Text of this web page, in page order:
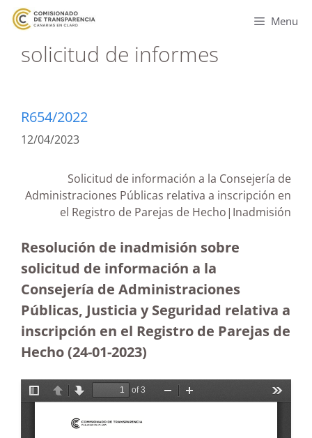
Menu
solicitud de informes
R654/2022
12/04/2023
Solicitud de información a la Consejería de
Administraciones Públicas relativa a inscripción en
el Registro de Parejas de Hecho|Inadmisión
Resolución de inadmisión sobre
solicitud de información a la
Consejería de Administraciones
Públicas, Justicia y Seguridad relativa a
inscripción en el Registro de Parejas de
Hecho(24-01-2023)